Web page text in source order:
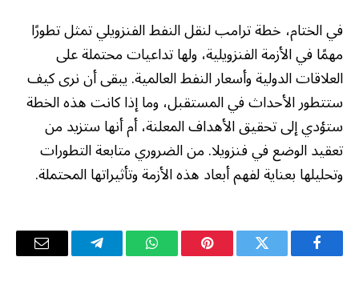
في الختام، خطة ترامب لنقل النفط الفنزويلي تمثل تطورًا
مهمًا في الأزمة الفنزويلية، ولها تداعيات محتملة على
العلاقات الدولية وأسعار النفط العالمية. يبقى أن نرى كيف
ستتطور الأحداث في المستقبل، وما إذا كانت هذه الخطة
ستؤدي إلى تحقيق الأهداف المعلنة، أم أنها ستزيد من
تعقيد الوضع في فنزويلا. من الضروري متابعة التطورات
وتحليلها بعناية لفهم أبعاد هذه الأزمة وتأثيراتها المحتملة.
فيسبوك تويتر بينتيريستواتساب تيلقرام
البريد